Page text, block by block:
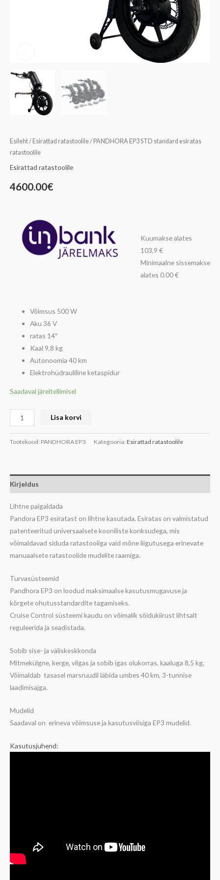
Esileht/ Esirattad ratastoolile/ PANDHORA EP3 STD standard esiratas
ratastoolile
Esirattad ratastoolile
4600.00€
Kuumakse alates
103,9 €
Minimaalne sissemakse
alates 0.00 €
Võimsus 500 W
Aku 36 V
ratas 14″
Kaal 9,8 kg
Autonoomia 40 km
Elektrohüdrauliline ketaspidur
Saadaval järeltellimisel
Lisa korvi
Tootekood: PANDHORA EP3 Kategooria: Esirattad ratastoolile
Kirjeldus
Lihtne paigaldada
Pandora EP3 esiratast on lihtne kasutada. Esiratas on valmistatud
patenteeritud universaalsete kooniliste konksudega, mis
võimaldavad siduda ratastooliga vaid mõne liigutusega erinevate
manuaalsete ratastoolide mudelite raamiga.
Turvasüsteemid
Pandhora EP3 on loodud maksimaalse kasutusmugavuse ja
kõrgete ohutusstandardite tagamiseks.
Cruise Control süsteemi kaudu on võimalik sõidukiirust lihtsalt
reguleerida ja seadistada.
Sobib sise- ja väliskeskkonda
Mitmekülgne, kerge, vilgas ja sobib igas olukorras, kaaluga 8,5 kg,
Võimaldab tasasel marsruudil läbida umbes 40 km, 3-tunnise
laadimisajga.
Mudelid
Saadaval on erineva võimsuse ja kasutusviisiga EP3 mudelid.
Kasutusjuhend: